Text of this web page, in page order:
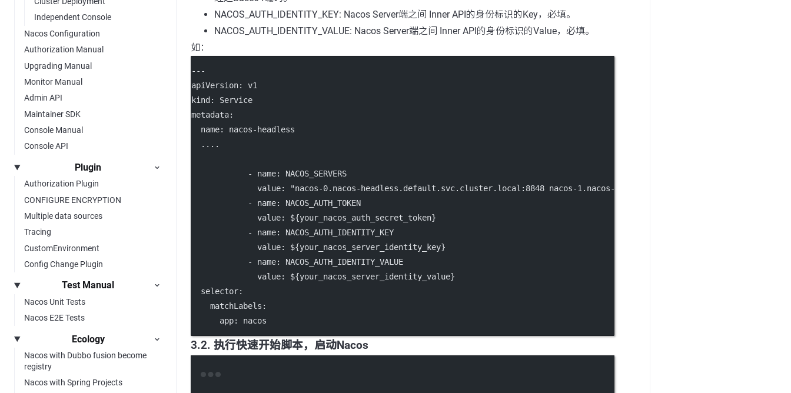
Independent Console
Nacos Configuration
Authorization Manual
Upgrading Manual
Monitor Manual
Admin API
Maintainer SDK
Console Manual
Console API
Plugin
Authorization Plugin
CONFIGURE ENCRYPTION
Multiple data sources
Tracing
CustomEnvironment
Config Change Plugin
Test Manual
Nacos Unit Tests
Nacos E2E Tests
Ecology
Nacos with Dubbo fusion become
registry
Nacos with Spring Projects
NACOS_AUTH_IDENTITY_KEY: Nacos Server端之间 Inner API的身份标识的Key，必填。
NACOS_AUTH_IDENTITY_VALUE: Nacos Server端之间 Inner API的身份标识的Value，必填。
如：
---
apiVersion: v1
kind : Service
metadata:
name: nacos-headless
....
            -
name: NACOS_SERVERS
value:
"nacos-0.nacos-headless.default.svc.cluster.local:8848 nacos-1.nacos-
            -
name: NACOS_AUTH_TOKEN
value: ${your_nacos_auth_secret_token}
            -
name: NACOS_AUTH_IDENTITY_KEY
value: ${your_nacos_server_identity_key}
            -
name: NACOS_AUTH_IDENTITY_VALUE
value: ${your_nacos_server_identity_value}
selector:
matchLabels :
app: nacos
3.2. 执行快速开始脚本，启动Nacos